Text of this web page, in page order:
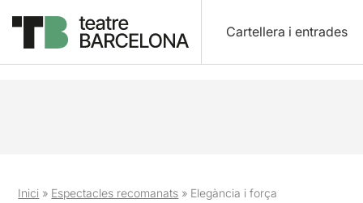
Cartellera i entrades
Inici » Espectacles recomanats » Elegància i força